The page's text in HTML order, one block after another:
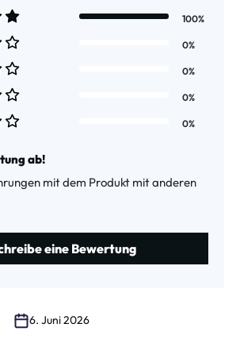
Bewertung von 5 von 5 Sternen
100%
Bewertung von 4 von 5 Sternen
0%
Bewertung von 3 von 5 Sternen
0%
Bewertung von 2 von 5 Sternen
0%
0%
ab!
mit dem Produkt mit anderen
eine Bewertung
6. Juni 2026